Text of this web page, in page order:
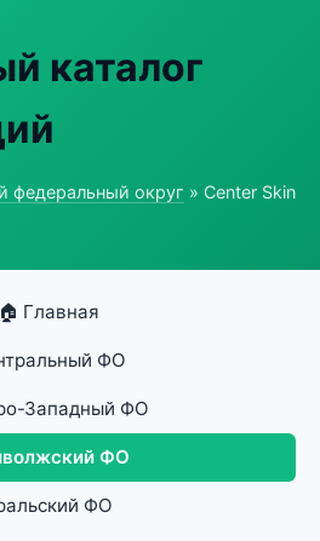
каталог
федеральный округ » Center Skin
🏠 Главная
ФО
Западный ФО
ФО
ФО